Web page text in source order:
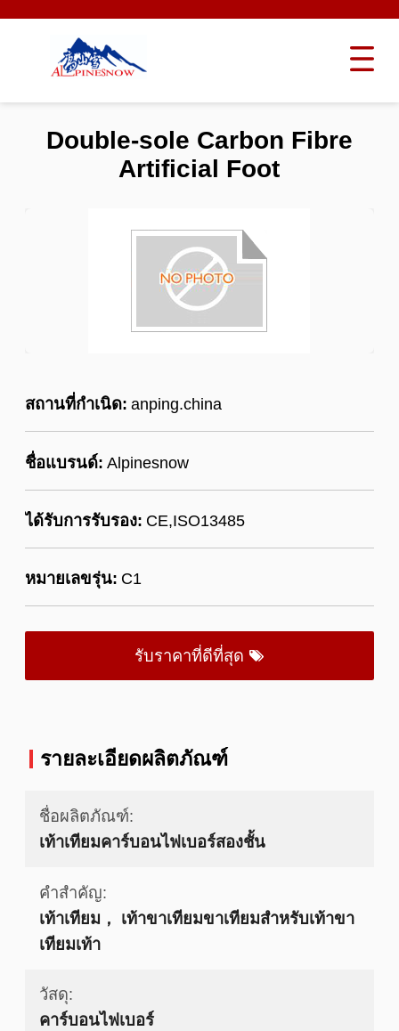
สถานที่กำเนิด: anping.china
ชื่อแบรนด์: Alpinesnow
ได้รับการรับรอง: CE,ISO13485
หมายเลขรุ่น: C1
รับราคาที่ดีที่สุด
Double-sole Carbon Fibre
Artificial Foot
รายละเอียดผลิตภัณฑ์
ชื่อผลิตภัณฑ์:
เท้าเทียมคาร์บอนไฟเบอร์สองชั้น
คำสำคัญ:
เท้าเทียม， เท้าขาเทียมขาเทียมสำหรับเท้าขา
เทียมเท้า
วัสดุ:
คาร์บอนไฟเบอร์